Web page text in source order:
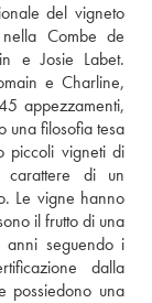
del vigneto
Combe de
e Josie Labet.
e Charline,
appezzamenti,
una filosofia tesa
piccoli vigneti di
di un
Le vigne hanno
il frutto di una
anni seguendo i
dalla
possiedono una